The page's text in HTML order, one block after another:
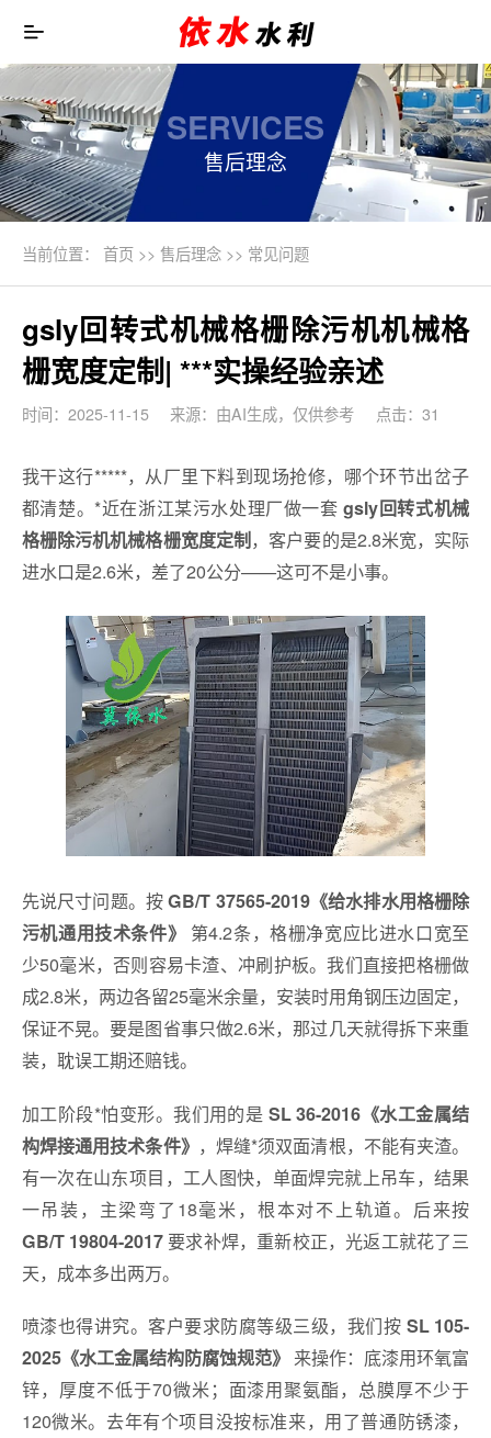
SERVICES
售后理念
当前位置： 首页>> 售后理念>> 常见问题
gsly回转式机械格栅除污机机械格
栅宽度定制| ***实操经验亲述
时间：2025-11-15 来源：由AI生成，仅供参考 点击：31
我干这行*****，从厂里下料到现场抢修，哪个环节出岔子
都清楚。*近在浙江某污水处理厂做一套gsly回转式机械
格栅除污机机械格栅宽度定制，客户要的是2.8米宽，实际
进水口是2.6米，差了20公分——这可不是小事。
先说尺寸问题。按GB/T 37565-2019《给水排水用格栅除
污机通用技术条件》
第4.2条，格栅净宽应比进水口宽至
少50毫米，否则容易卡渣、冲刷护板。我们直接把格栅做
成2.8米，两边各留25毫米余量，安装时用角钢压边固定，
保证不晃。要是图省事只做2.6米，那过几天就得拆下来重
装，耽误工期还赔钱。
加工阶段*怕变形。我们用的是 SL 36-2016《水工金属结
构焊接通用技术条件》 ，焊缝*须双面清根，不能有夹渣。
有一次在山东项目，工人图快，单面焊完就上吊车，结果
一吊装，主梁弯了18毫米，根本对不上轨道。后来按
GB/T 19804-2017要求补焊，重新校正，光返工就花了三
天，成本多出两万。
喷漆也得讲究。客户要求防腐等级三级，我们按 SL 105-
2025《水工金属结构防腐蚀规范》 来操作：底漆用环氧富
锌，厚度不低于70微米；面漆用聚氨酯，总膜厚不少于
120微米。去年有个项目没按标准来，用了普通防锈漆，